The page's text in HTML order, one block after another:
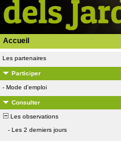
Accueil
Les partenaires
Participer
- Mode d'emploi
Consulter
Les observations
- Les 2 derniers jours